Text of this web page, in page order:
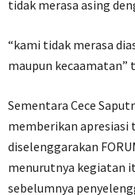
tidak merasa asing
“kami tidak merasa
maupun kecaamatan”
Sementara Cece
memberikan apresiasi
diselenggarakan
menurutnya kegiatan
sebelumnya